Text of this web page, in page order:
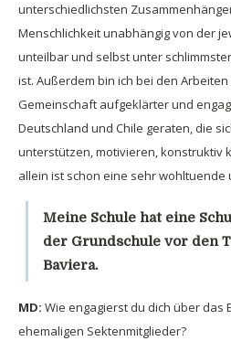
unterschiedlichsten
Menschlichkeit unabhängig von der
unteilbar und selbst unter
ist. Außerdem bin ich bei den Arbeiten
Gemeinschaft aufgeklärter und
Deutschland und Chile geraten, die
unterstützen, motivieren, konstruktiv
allein ist schon eine sehr wohltuende
Meine Schule hat eine
der Grundschule vor den
Baviera.
MD: Wie engagierst du dich über das
ehemaligen Sektenmitglieder?